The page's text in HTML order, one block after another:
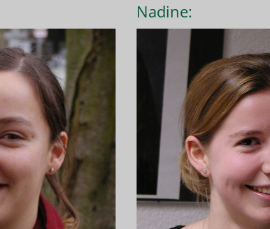
Nadine: